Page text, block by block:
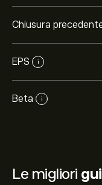
Chiusura
EPS i
Beta i
Le migliori